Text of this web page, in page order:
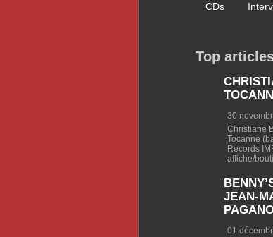
CDs
Top
30
Christiane
Tocanne
Records
affiche/
JEAN-
01